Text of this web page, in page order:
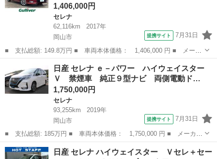
1,406,000円
セレナ
62,116km
2017年
岡山市
提携サイト 7月31日
■ 支払総額: 149.8万円 ■ 車両本体価格： 1,406,000 円 ■ メーカ
ー名： 日産 ■ 車種名： セレナ ■ グレード名： ハイウェイス
ター Ｖセレクション プロパイロット 両側パワースライドドア
アラウン...
岡山市 セレナ
日産 セレナ ｅ－パワー ハイウェイスター
Ｖ 禁煙車 純正９型ナビ 両側電動ド…
1,750,000円
セレナ
93,255km
2019年
岡山市
提携サイト 7月31日
■ 支払総額: 185万円 ■ 車両本体価格： 1,750,000 円 ■ メーカー
名： 日産 ■ 車種名： セレナ ■ グレード名： ｅ－パワー ハ
イウェイスターＶ 禁煙車 純正９型ナビ 両側電動ドア 全周囲カ
岡山 岡山市 セレナ
日産 セレナ ハイウェイスター Ｖセレ＋セー